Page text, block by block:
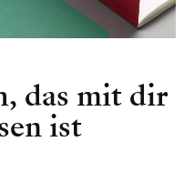
das mit dir
ist